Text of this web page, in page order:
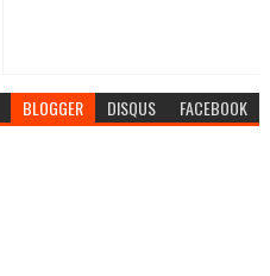
BLOGGER DISQUS FACEBOOK